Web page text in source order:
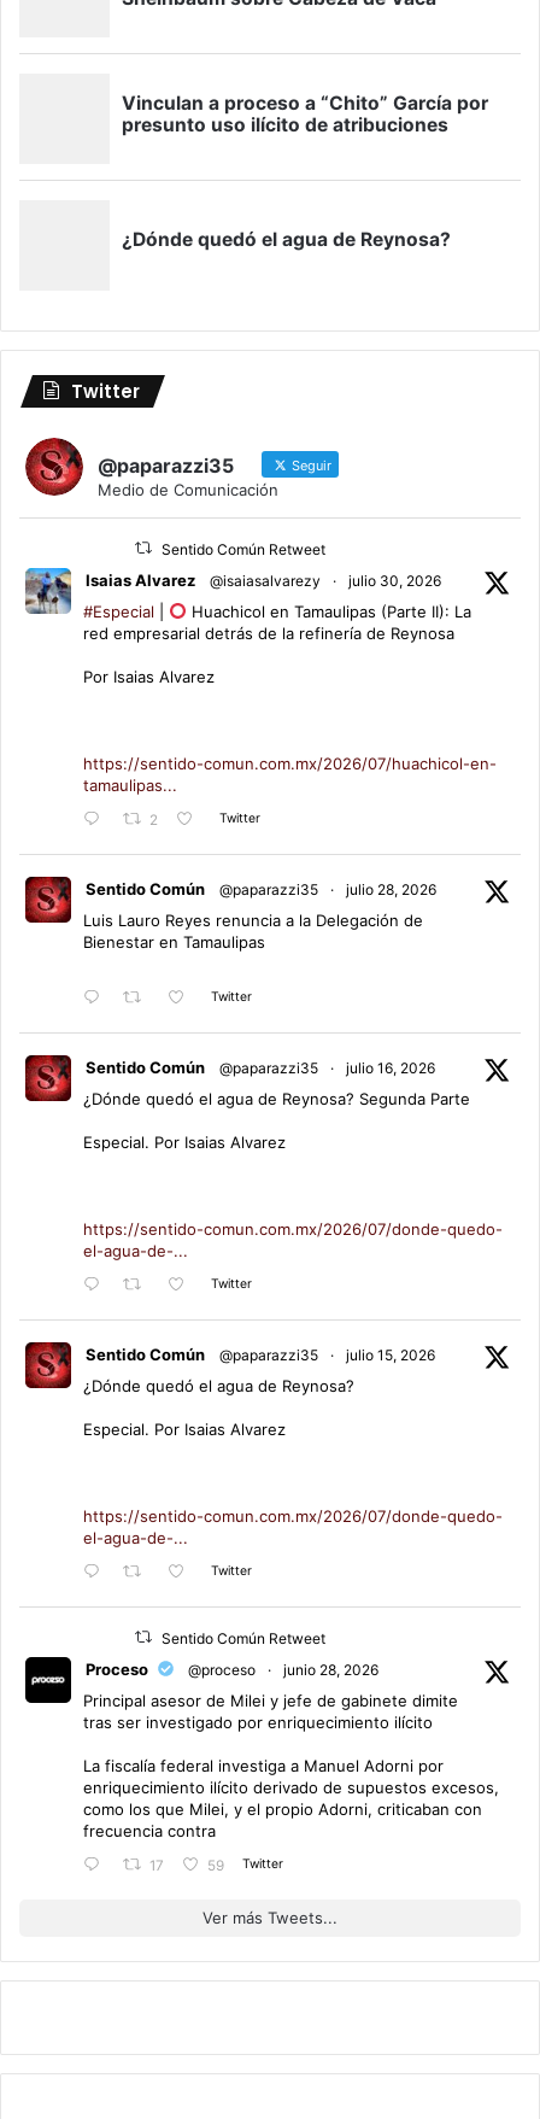
Twitter
@paparazzi35 Seguir
Medio de Comunicación
Sentido Común Retweet
Isaias Alvarez @isaiasalvarezy · julio 30, 2026
#Especial
Huachicol en Tamaulipas (Parte II): La
red empresarial detrás de la refinería de Reynosa
Por Isaias Alvarez
https://sentido-comun.com.mx/2026/07/huachicol-en-
tamaulipas...
2 Twitter
Sentido Común @paparazzi35 · julio 28, 2026
Luis Lauro Reyes renuncia a la Delegación de
Bienestar en Tamaulipas
Twitter
Sentido Común @paparazzi35 · julio 16, 2026
¿Dónde quedó el agua de Reynosa? Segunda Parte
Especial. Por Isaias Alvarez
https://sentido-comun.com.mx/2026/07/donde-quedo-
el-agua-de-...
Twitter
Sentido Común @paparazzi35 · julio 15, 2026
¿Dónde quedó el agua de Reynosa?
Especial. Por Isaias Alvarez
https://sentido-comun.com.mx/2026/07/donde-quedo-
el-agua-de-...
Twitter
Sentido Común Retweet
Proceso @proceso · junio 28, 2026
Principal asesor de Milei y jefe de gabinete dimite
tras ser investigado por enriquecimiento ilícito
La fiscalía federal investiga a Manuel Adorni por
enriquecimiento ilícito derivado de supuestos excesos,
como los que Milei, y el propio Adorni, criticaban con
frecuencia contra
17 59 Twitter
Ver más Tweets...